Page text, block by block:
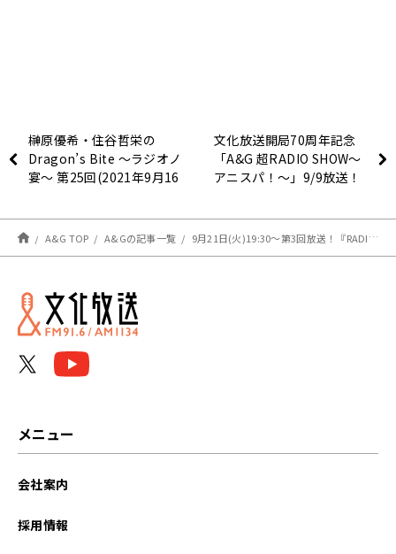
榊原優希・住谷哲栄の
Dragon’s Bite ～ラジオノ
宴～ 第25回(2021年9月16
文化放送開局70周年記念
「A&G 超RADIO SHOW～
アニスパ！～」9/9放送！
A&G TOP A&Gの記事一覧 9月21日(火)19:30～第3回放送！『RADIO海賊王女ー瀬戸×鈴木の船内放送局』
メニュー
会社案内
採用情報